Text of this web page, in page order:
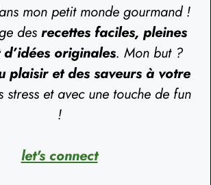
mon petit monde gourmand !
des recettes faciles, pleines
originales. Mon but ?
plaisir et des saveurs à votre
stress et avec une touche de fun
!
let's connect